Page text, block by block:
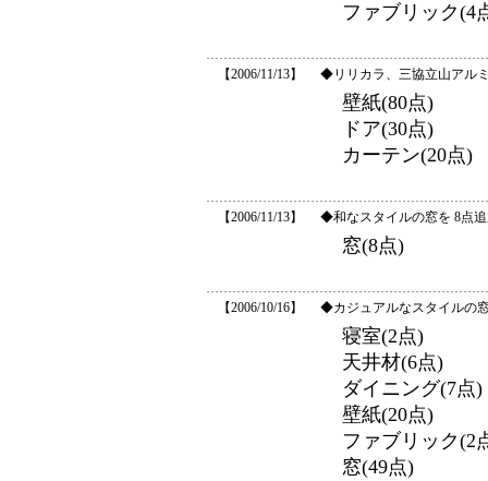
ファブリック(4
【2006/11/13】 ◆リリカラ、三協立山アル
壁紙(80点)
ドア(30点)
カーテン(20点)
【2006/11/13】 ◆和なスタイルの窓を 8点
窓(8点)
【2006/10/16】 ◆カジュアルなスタイルの
寝室(2点)
天井材(6点)
ダイニング(7点)
壁紙(20点)
ファブリック(2
窓(49点)